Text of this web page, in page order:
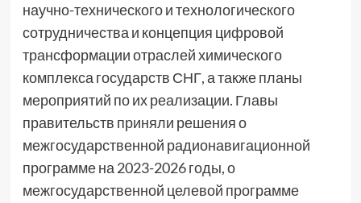
научно-технического и технологического
сотрудничества и концепция цифровой
трансформации отраслей химического
комплекса государств СНГ, а также планы
мероприятий по их реализации. Главы
правительств приняли решения о
межгосударственной радионавигационной
программе на 2023-2026 годы, о
межгосударственной целевой программе